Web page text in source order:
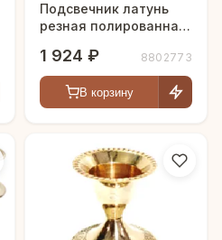
Подсвечник латунь
резная полированная
1 924 ₽ 8802773
В корзину